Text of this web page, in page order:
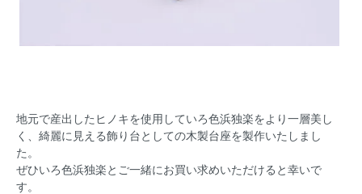
地元で産出したヒノキを使用していろ色浜独楽をより一層美し
く、綺麗に見える飾り台としての木製台座を製作いたしまし
た。
ぜひいろ色浜独楽とご一緒にお買い求めいただけると幸いで
す。